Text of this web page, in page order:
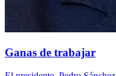
Ganas de trabajar